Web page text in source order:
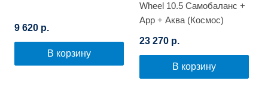
9 620 р.
В корзину
Wheel 10.5 Самобаланс +
App + Аква (Космос)
23 270 р.
В корзину